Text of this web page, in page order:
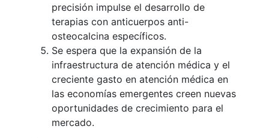
precisión impulse el desarrollo de
terapias con anticuerpos anti-
osteocalcina específicos.
Se espera que la expansión de la
infraestructura de atención médica y el
creciente gasto en atención médica en
las economías emergentes creen nuevas
oportunidades de crecimiento para el
mercado.